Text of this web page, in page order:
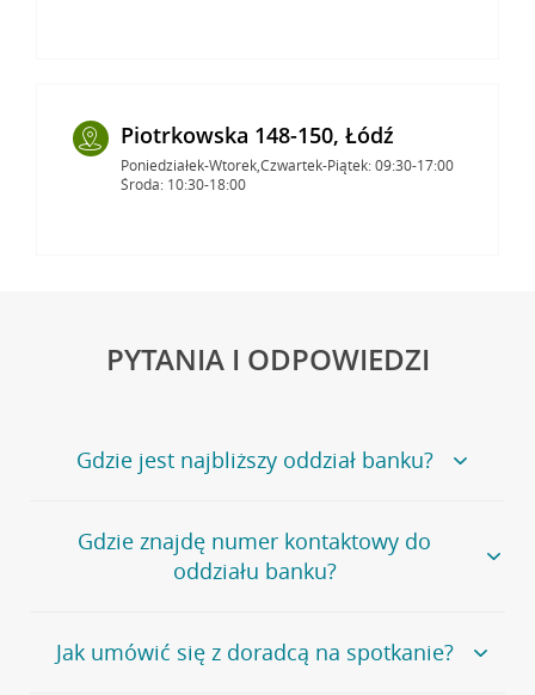
Piotrkowska 148-150, Łódź
Poniedziałek-Wtorek,Czwartek-Piątek: 09:30-17:00
Środa: 10:30-18:00
PYTANIA I ODPOWIEDZI
Gdzie jest najbliższy oddział banku?
Jeśli szukasz oddziału naszego banku, zapraszamy na
stronęPlacówki i bankomaty, na której znajduje się
wygodna wyszukiwarka.
oddziałów
Gdzie znajdę numer kontaktowy do
oddziału banku?
Bank Credit Agricole nie udostępnia ogólnego numeru
telefonu do placówki bankowej.
Jak umówić się z doradcą na spotkanie?